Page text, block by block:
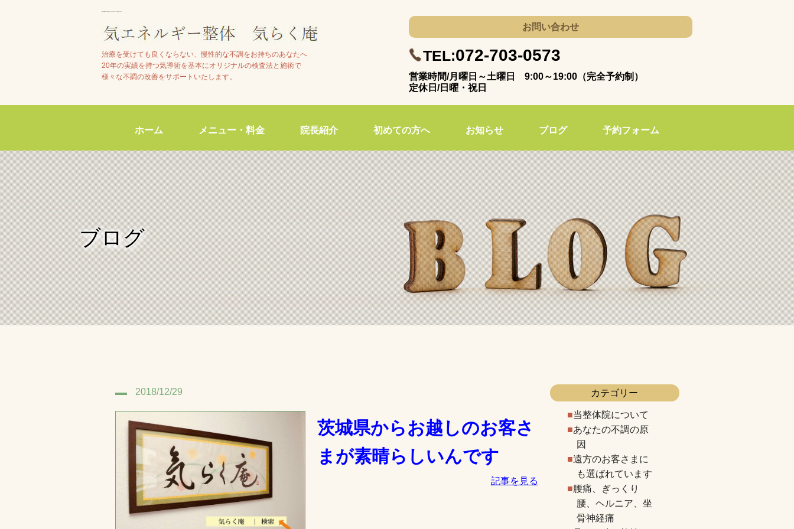
治療を受けても良くならない、慢性的な不調をお持ちのあなたへ
20年の実績を持つ気導術を基本にオリジナルの検査法と施術で
様々な不調の改善をサポートいたします。
お問い合わせ
TEL:072-703-0573
営業時間/月曜日～土曜日 9:00～19:00（完全予約制）
定休日/日曜・祝日
ホーム メニュー・料金 院長紹介 初めての方へ お知らせ ブログ 予約フォーム
ブログ
2018/12/29
茨城県からお越しのお客さ
まが素晴らしいんです
記事を見る
カテゴリー
当整体院について
あなたの不調の原
因
遠方のお客さまに
も選ばれています
腰痛、ぎっくり
腰、ヘルニア、坐
骨神経痛